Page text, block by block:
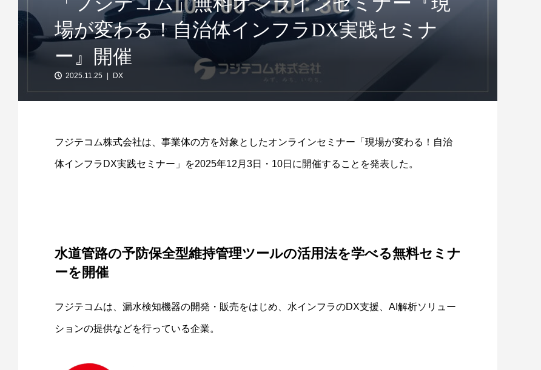
場が変わる！自治体インフラDX実践セミナ
ー』開催
2025.11.25 DX
フジテコム株式会社は、事業体の方を対象としたオンラインセミナー「現場が変わる！自治
体インフラDX実践セミナー」を2025年12月3日・10日に開催することを発表した。
水道管路の予防保全型維持管理ツールの活用法を学べる無料セミナ
ーを開催
フジテコムは、漏水検知機器の開発・販売をはじめ、水インフラのDX支援、AI解析ソリュー
ションの提供などを行っている企業。
Nottaが、「AI議事録」から「音声AIプラ